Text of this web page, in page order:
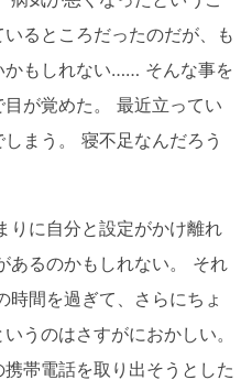
るところだったのだが、も
かもしれない…… そんな事を
が覚めた。 最近立ってい
まう。 寝不足なんだろう
りに自分と設定がかけ離れ
あるのかもしれない。 それ
時間を過ぎて、さらにちょ
うのはさすがにおかしい。
帯電話を取り出そうとした